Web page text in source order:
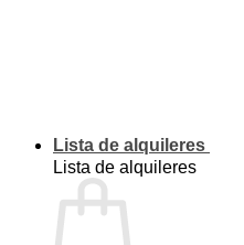
Lista de alquileres
Lista de alquileres